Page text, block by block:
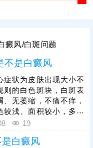
癜风/白斑问题
不是白癜风
症状为皮肤出现大小不
则的白色斑块，白斑表
、无萎缩，不痛不痒，
较浅、面积较小，多为
布，后期会逐渐扩散、
白色糠疹、花斑癣等白
19
白癜风